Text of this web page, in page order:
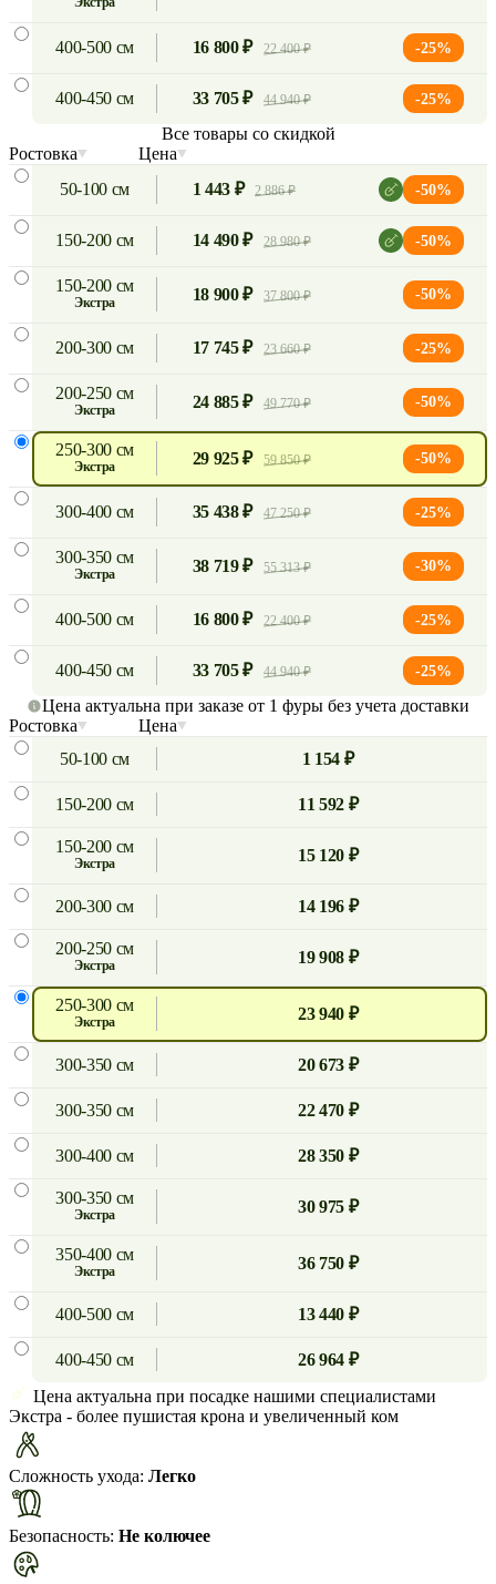
400-500 см 16 800 ₽ 22 400 ₽ -25%
400-450 см 33 705 ₽ 44 940 ₽ -25%
Все товары со скидкой
Ростовка
Цена
50-100 см
1 443 ₽ 2 886 ₽ -50%
150-200 см 14 490 ₽ 28 980 ₽ -50%
150-200 см
экстра 18 900 ₽ 37 800 ₽ -50%
200-300 см 17 745 ₽ 23 660 ₽ -25%
200-250 см
экстра 24 885 ₽ 49 770 ₽ -50%
250-300 см
экстра 29 925 ₽ 59 850 ₽ -50%
300-400 см 35 438 ₽ 47 250 ₽ -25%
300-350 см
экстра 38 719 ₽ 55 313 ₽ -30%
400-500 см 16 800 ₽ 22 400 ₽ -25%
400-450 см 33 705 ₽ 44 940 ₽ -25%
Цена актуальна при заказе от 1 фуры без учета доставки
Ростовка
Цена
50-100 см
1 154 ₽
150-200 см 11 592 ₽
150-200 см
экстра 15 120 ₽
200-300 см 14 196 ₽
200-250 см
экстра 19 908 ₽
250-300 см
экстра 23 940 ₽
300-350 см 20 673 ₽
300-350 см 22 470 ₽
300-400 см 28 350 ₽
300-350 см
экстра 30 975 ₽
350-400 см
экстра 36 750 ₽
400-500 см 13 440 ₽
400-450 см
26 964 ₽
Цена актуальна при посадке нашими специалистами
Экстра - более пушистая крона и увеличенный ком
Сложность ухода: Легко
Безопасность: Не колючее